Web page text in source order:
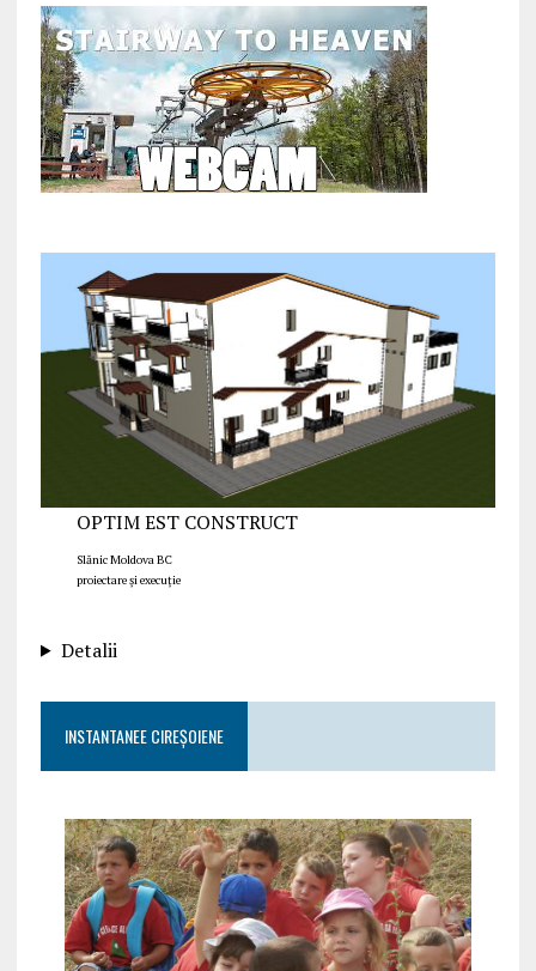
OPTIM EST CONSTRUCT
Slănic Moldova BC
proiectare și execuție
Detalii
INSTANTANEE CIREȘOIENE